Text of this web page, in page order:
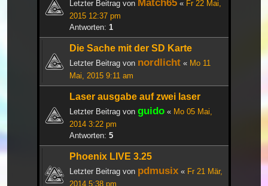
Letzter Beitrag von Match65 « Fr 22 Mai,
2015 12:37 pm
Antworten: 1
Die Sache mit der SD Karte
Letzter Beitrag von nordlicht « Mo 11
Mai, 2015 9:11 am
Laser ausgabe auf zwei laser
Letzter Beitrag von guido « Mo 05 Mai,
2014 3:22 pm
Antworten: 5
Phoenix LIVE 3.25
Letzter Beitrag von pdmusix « Fr 21 Mär,
2014 5:38 pm